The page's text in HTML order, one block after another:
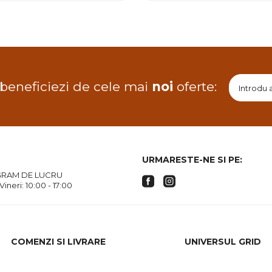
de cele mai noi oferte:
DE LUCRU
10:00 - 17:00
URMARESTE-NE SI PE:
COMENZI SI LIVRARE UNIVERSUL GRID